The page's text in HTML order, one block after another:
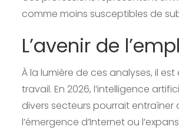
comme moins susceptibles de
L’avenir de
À la lumière de ces analyses, il
travail. En 2026, l’intelligence
divers secteurs pourrait
l’émergence d’Internet ou